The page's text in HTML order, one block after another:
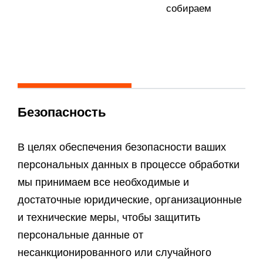
собираем
Безопасность
В целях обеспечения безопасности ваших
персональных данных в процессе обработки
мы принимаем все необходимые и
достаточные юридические, организационные
и технические меры, чтобы защитить
персональные данные от
несанкционированного или случайного